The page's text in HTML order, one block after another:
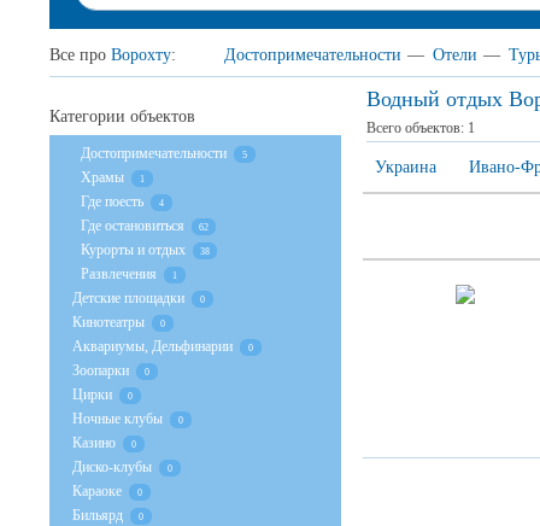
Все про Ворохту: Достопримечательности — Отели —
Водный отдых
Всего объектов: 1
Украина Ивано-
Категории объектов
Достопримечательности 5
Храмы 1
Где поесть 4
Где остановиться 62
Курорты и отдых 38
Развлечения 1
Детские площадки 0
Кинотеатры 0
Аквариумы, Дельфинарии 0
Зоопарки 0
Цирки 0
Ночные клубы 0
Казино 0
Диско-клубы 0
Караоке 0
Бильярд 0